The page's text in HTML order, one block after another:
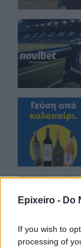
Epixeiro - Do
If you wish to
processing of